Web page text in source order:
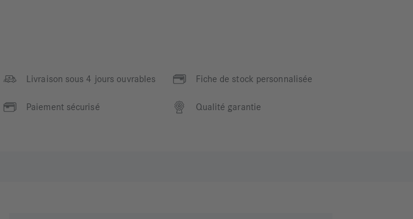
Livraison sous 4 jours ouvrables Fiche de stock personnalisée
Paiement sécurisé Qualité garantie